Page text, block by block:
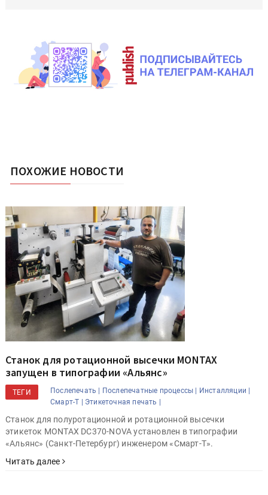
ПОХОЖИЕ НОВОСТИ
Станок для ротационной высечки MONTAX
запущен в типографии «Альянс»
ТЕГИ Послепечать | Послепечатные процессы |
Инсталляции |
Смарт-Т |
Этикеточная печать |
Станок для полуротационной и ротационной высечки
этикеток MONTAX DC370-NOVA установлен в типографии
«Альянс» (Санкт-Петербург) инженером «Смарт-Т».
Читать далее